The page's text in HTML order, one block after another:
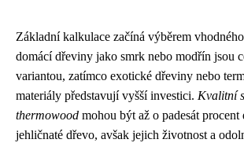
Základní kalkulace začíná výběrem
domácí dřeviny jako smrk nebo modřín jsou
variantou, zatímco exotické dřeviny nebo
materiály představují vyšší investici. Kvalitní
thermowood mohou být až o padesát procent
jehličnaté dřevo, avšak jejich životnost a